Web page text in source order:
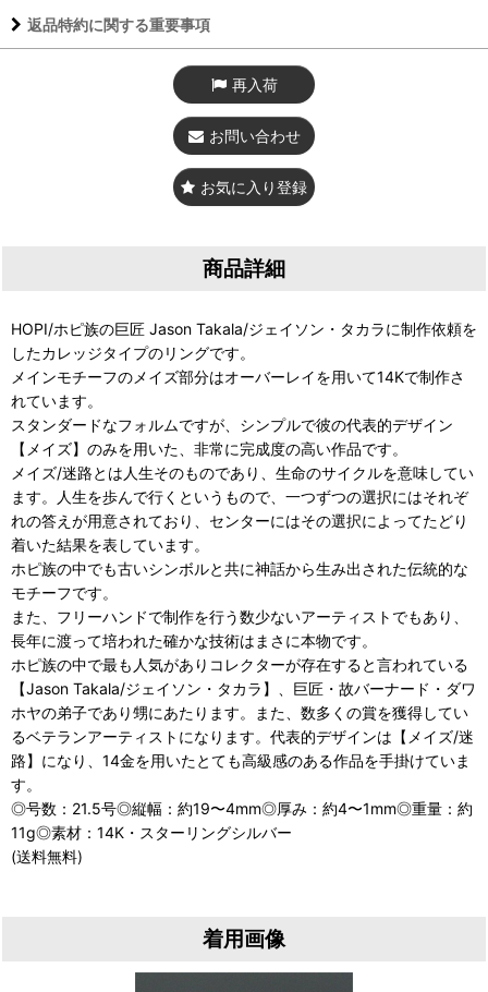
返品特約に関する重要事項
再入荷
お問い合わせ
お気に入り登録
商品詳細
HOPI/ホピ族の巨匠 Jason Takala/ジェイソン・タカラに制作依頼を
したカレッジタイプのリングです。
メインモチーフのメイズ部分はオーバーレイを用いて14Kで制作さ
れています。
スタンダードなフォルムですが、シンプルで彼の代表的デザイン
【メイズ】のみを用いた、非常に完成度の高い作品です。
メイズ/迷路とは人生そのものであり、生命のサイクルを意味してい
ます。人生を歩んで行くというもので、一つずつの選択にはそれぞ
れの答えが用意されており、センターにはその選択によってたどり
着いた結果を表しています。
ホピ族の中でも古いシンボルと共に神話から生み出された伝統的な
モチーフです。
また、フリーハンドで制作を行う数少ないアーティストでもあり、
長年に渡って培われた確かな技術はまさに本物です。
ホピ族の中で最も人気がありコレクターが存在すると言われている
【Jason Takala/ジェイソン・タカラ】、巨匠・故バーナード・ダワ
ホヤの弟子であり甥にあたります。また、数多くの賞を獲得してい
るベテランアーティストになります。代表的デザインは【メイズ/迷
路】になり、14金を用いたとても高級感のある作品を手掛けていま
す。
◎号数：21.5号◎縦幅：約19〜4mm◎厚み：約4〜1mm◎重量：約
11g◎素材：14K・スターリングシルバー
(送料無料)
着用画像